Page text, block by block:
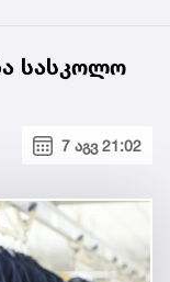
სასკოლო
7 აგვ 21:02